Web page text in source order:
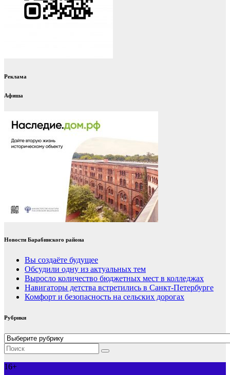
Реклама
Афиша
Новости Барабинского района
Вы создаёте будущее
Обсудили одну из актуальных тем
Выросло количество бюджетных мест в колледжах
Навигаторы детства встретились в Санкт-Петербурге
Комфорт и безопасность на сельских дорогах
Рубрики
Рубрики
16+